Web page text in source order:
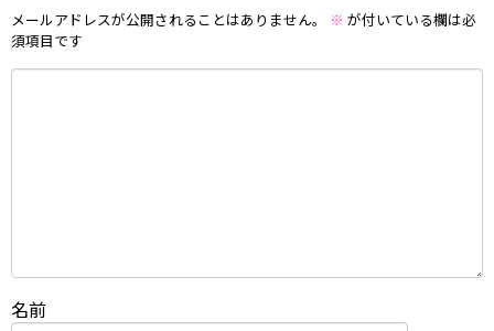
メールアドレスが公開されることはありません。 ※ が付いている欄は必
須項目です
名前